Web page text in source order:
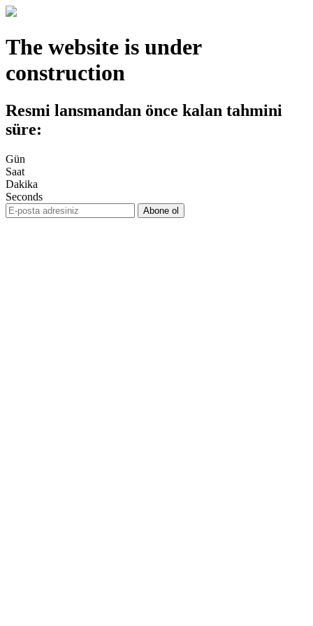
The website is under
construction
Resmi lansmandan önce kalan tahmini
süre:
Gün
Saat
Dakika
Seconds